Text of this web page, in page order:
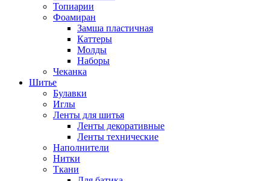
Топиарии
Фоамиран
Замша пластичная
Каттеры
Молды
Наборы
Чеканка
Шитье
Булавки
Иглы
Ленты для шитья
Ленты декоративные
Ленты технические
Наполнители
Нитки
Ткани